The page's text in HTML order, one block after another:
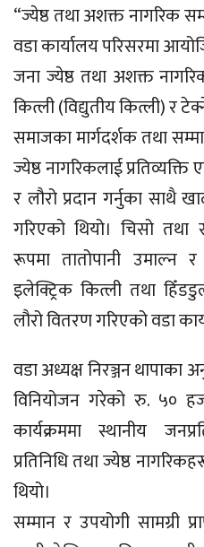
“ज्येष्ठ तथा अशक्त नागरिक
वडा कार्यालय परिसरमा
जना ज्येष्ठ तथा अशक्त
कित्ली (विद्युतीय कित्ली) र
समाजका मार्गदर्शक तथा
ज्येष्ठ नागरिकलाई
र लौरो प्रदान गर्नुका साथै
गरिएको थियो। चिसो
रूपमा तातोपानी उमाल्न
इलेक्ट्रिक कित्ली तथा
लौरो वितरण गरिएको वडा
वडा अध्यक्ष निरञ्जन थापाका
विनियोजन गरेको रु. ५०
कार्यक्रममा स्थानीय
प्रतिनिधि तथा ज्येष्ठ
थियो।
सम्मान र उपयोगी सामग्री